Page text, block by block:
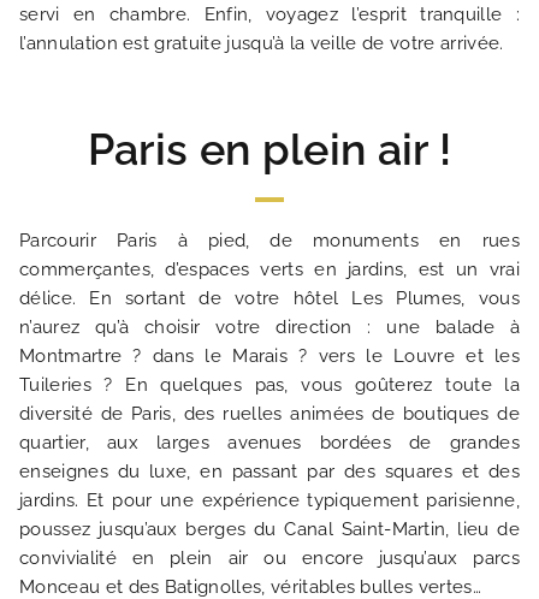
GALERIE PHOTOS
ACTUALITÉS
FAQ
servi en chambre. Enfin, voyagez l’esprit tranquille :
l’annulation est gratuite jusqu’à la veille de votre arrivée.
Paris en plein air !
Parcourir Paris à pied, de monuments en rues
commerçantes, d’espaces verts en jardins, est un vrai
délice. En sortant de votre hôtel Les Plumes, vous
n’aurez qu’à choisir votre direction : une balade à
Montmartre ? dans le Marais ? vers le Louvre et les
Tuileries ? En quelques pas, vous goûterez toute la
diversité de Paris, des ruelles animées de boutiques de
quartier, aux larges avenues bordées de grandes
enseignes du luxe, en passant par des squares et des
jardins. Et pour une expérience typiquement parisienne,
poussez jusqu’aux berges du Canal Saint-Martin, lieu de
convivialité en plein air ou encore jusqu’aux parcs
Monceau et des Batignolles, véritables bulles vertes…